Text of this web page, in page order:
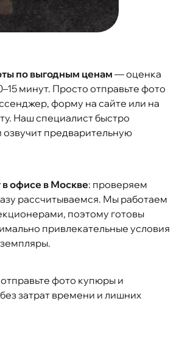
по выгодным ценам — оценка
минут. Просто отправьте фото
форму на сайте или на
Наш специалист быстро
озвучит предварительную
офисе в Москве: проверяем
рассчитываемся. Мы работаем
поэтому готовы
привлекательные условия
фото купюры и
затрат времени и лишних